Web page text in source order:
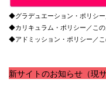
◆グラデュエーション・ポリシ
◆カリキュラム・ポリシー／こ
◆アドミッション・ポリシー／
新サイトのお知らせ（現